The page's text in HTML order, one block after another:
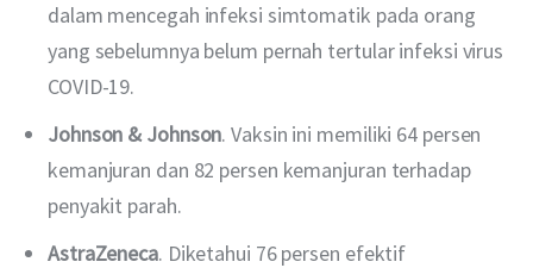
dalam mencegah infeksi simtomatik pada orang
yang sebelumnya belum pernah tertular infeksi virus
COVID-19.
Johnson & Johnson. Vaksin ini memiliki 64 persen
kemanjuran dan 82 persen kemanjuran terhadap
penyakit parah.
AstraZeneca. Diketahui 76 persen efektif